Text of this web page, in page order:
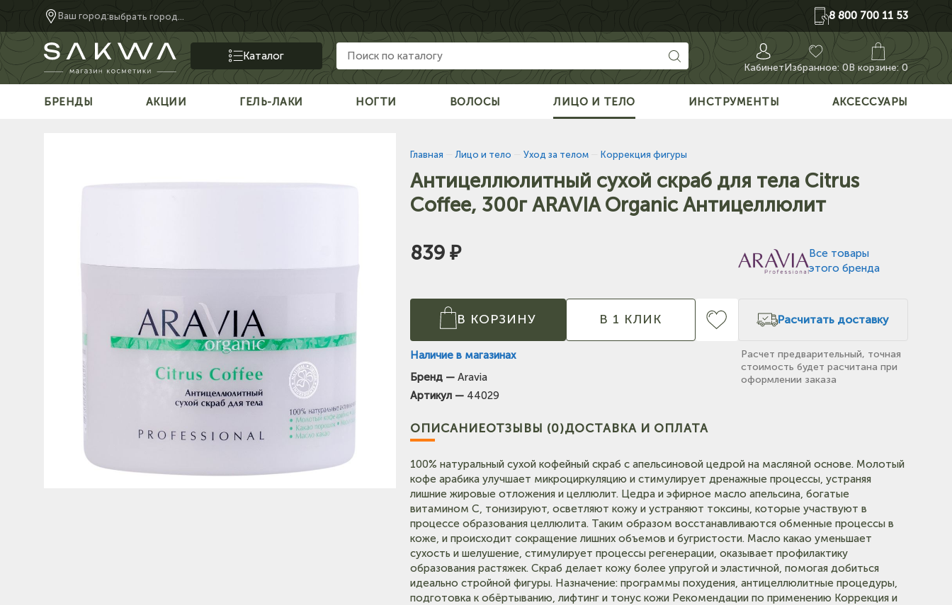
Ваш город:выбрать город... 8 800 700 11 53
Каталог
КабинетИзбранное:0В корзине: 0
БРЕНДЫ АКЦИИ ГЕЛЬ-ЛАКИ НОГТИ ВОЛОСЫ ЛИЦО И ТЕЛО ИНСТРУМЕНТЫ АКСЕССУАРЫ
Главная Лицо и тело Уход за телом Коррекция фигуры
Антицеллюлитный сухой скраб для тела Citrus
Coffee, 300г ARAVIA Organic Антицеллюлит
839 ₽
Все товары
этого бренда
В КОРЗИНУ В 1 КЛИК Расчитать доставку
Наличие в магазинах
Тел: +7-903-947-7028
(на карте)
Тел: +7-3854-222-223
(на
карте)
Тел: +7-964-603-4984
(на карте)
Тел: +7-903-947-9492
(на карте)
Тел: +7-3852-721-001
Бренд — Aravia
Артикул — 44029
Расчет предварительный, точная
стоимость будет расчитана при
оформлении заказа
ОПИСАНИЕОТЗЫВЫ (0)ДОСТАВКА И ОПЛАТА
100% натуральный сухой кофейный скраб с апельсиновой цедрой на масляной основе. Молотый
кофе арабика улучшает микроциркуляцию и стимулирует дренажные процессы, устраняя
лишние жировые отложения и целлюлит. Цедра и эфирное масло апельсина, богатые
витамином С, тонизируют, осветляют кожу и устраняют токсины, которые участвуют в
процессе образования целлюлита. Таким образом восстанавливаются обменные процессы в
коже, и происходит сокращение лишних объемов и бугристости. Масло какао уменьшает
сухость и шелушение, стимулирует процессы регенерации, оказывает профилактику
образования растяжек. Скраб делает кожу более упругой и эластичной, помогая добиться
идеально стройной фигуры. Назначение: программы похудения, антицеллюлитные процедуры,
подготовка к обёртыванию, лифтинг и тонус кожи Рекомендации по применению Коррекция и